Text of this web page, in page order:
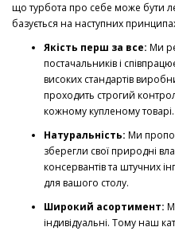
що турбота про себе може бути
базується на наступних
Якість перш за все: Ми
постачальників і
високих стандартів
проходить строгий
кожному купленому товарі.
Натуральність: Ми
зберегли свої природні
консервантів та штучних
для вашого столу.
Широкий асортимент:
індивідуальні. Тому наш